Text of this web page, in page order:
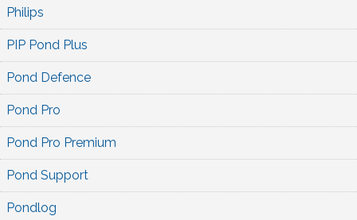
Philips
PIP Pond Plus
Pond Defence
Pond Pro
Pond Pro Premium
Pond Support
Pondlog